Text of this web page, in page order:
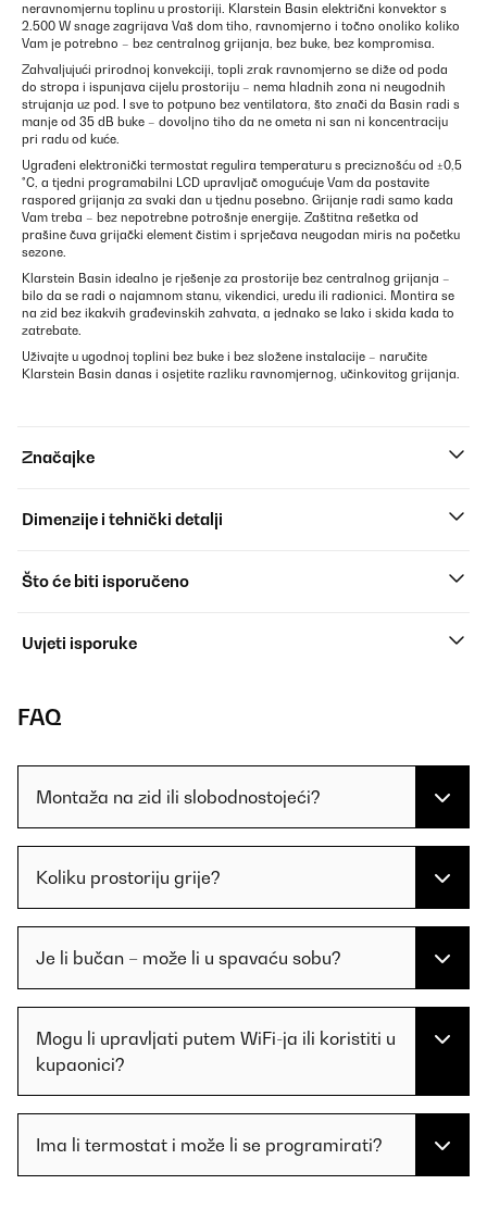
neravnomjernu toplinu u prostoriji. Klarstein Basin električni konvektor s
2.500 W snage zagrijava Vaš dom tiho, ravnomjerno i točno onoliko koliko
Vam je potrebno – bez centralnog grijanja, bez buke, bez kompromisa.
Zahvaljujući prirodnoj konvekciji, topli zrak ravnomjerno se diže od poda
do stropa i ispunjava cijelu prostoriju – nema hladnih zona ni neugodnih
strujanja uz pod. I sve to potpuno bez ventilatora, što znači da Basin radi s
manje od 35 dB buke – dovoljno tiho da ne ometa ni san ni koncentraciju
pri radu od kuće.
Ugrađeni elektronički termostat regulira temperaturu s preciznošću od ±0,5
°C, a tjedni programabilni LCD upravljač omogućuje Vam da postavite
raspored grijanja za svaki dan u tjednu posebno. Grijanje radi samo kada
Vam treba – bez nepotrebne potrošnje energije. Zaštitna rešetka od
prašine čuva grijački element čistim i sprječava neugodan miris na početku
sezone.
Klarstein Basin idealno je rješenje za prostorije bez centralnog grijanja –
bilo da se radi o najamnom stanu, vikendici, uredu ili radionici. Montira se
na zid bez ikakvih građevinskih zahvata, a jednako se lako i skida kada to
zatrebate.
Uživajte u ugodnoj toplini bez buke i bez složene instalacije – naručite
Klarstein Basin danas i osjetite razliku ravnomjernog, učinkovitog grijanja.
Značajke
Dimenzije i tehnički detalji
Što će biti isporučeno
Uvjeti isporuke
FAQ
Montaža na zid ili slobodnostojeći?
Koliku prostoriju grije?
Je li bučan – može li u spavaću sobu?
Mogu li upravljati putem WiFi-ja ili koristiti u
kupaonici?
Ima li termostat i može li se programirati?